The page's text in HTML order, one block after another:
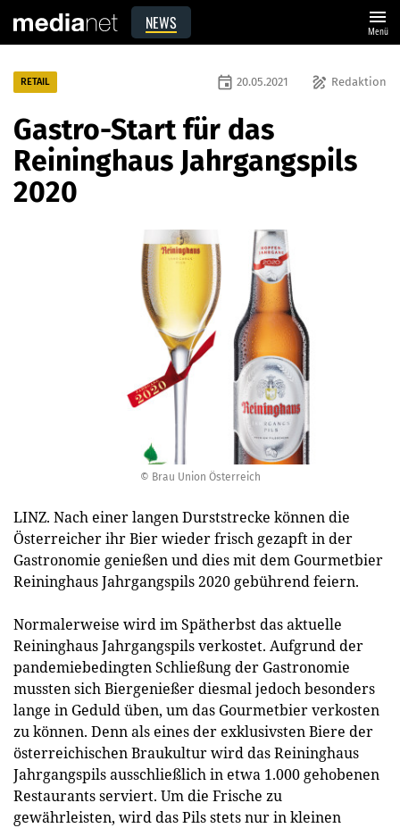
NEWS menu
Menü
© Brau Union Österreich
RETAIL draw Redaktion
event 20.05.2021
Gastro-Start für das
Reininghaus Jahrgangspils
2020
LINZ. Nach einer langen Durststrecke können die
Österreicher ihr Bier wieder frisch gezapft in der
Gastronomie genießen und dies mit dem Gourmetbier
Reininghaus Jahrgangspils 2020 gebührend feiern.
Normalerweise wird im Spätherbst das aktuelle
Reininghaus Jahrgangspils verkostet. Aufgrund der
pandemiebedingten Schließung der Gastronomie
mussten sich Biergenießer diesmal jedoch besonders
lange in Geduld üben, um das Gourmetbier verkosten
zu können. Denn als eines der exklusivsten Biere der
österreichischen Braukultur wird das Reininghaus
Jahrgangspils ausschließlich in etwa 1.000 gehobenen
Restaurants serviert. Um die Frische zu
gewährleisten, wird das Pils stets nur in kleinen